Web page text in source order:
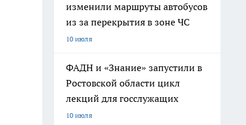
изменили маршруты автобусов
из за перекрытия в зоне ЧС
10 июля
ФАДН и «Знание» запустили в
Ростовской области цикл
лекций для госслужащих
10 июля